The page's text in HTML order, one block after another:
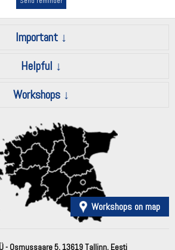
Important
Helpful
Workshops
Workshops on map
- Osmussaare 5, 13619 Tallinn, Eesti